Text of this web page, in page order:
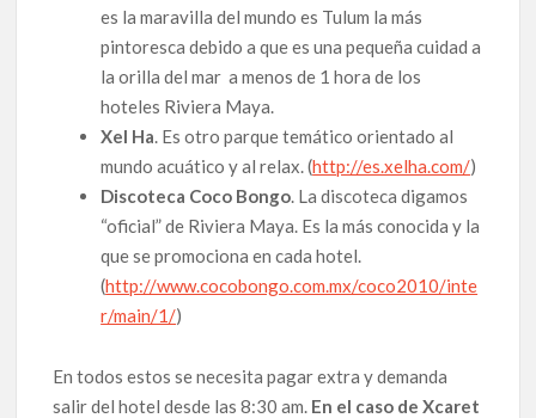
es la maravilla del mundo es Tulum la más
pintoresca debido a que es una pequeña cuidad a
la orilla del mar a menos de 1 hora de los
hoteles Riviera Maya.
Xel Ha. Es otro parque temático orientado al
mundo acuático y al relax. (http://es.xelha.com/)
Discoteca Coco Bongo. La discoteca digamos
“oficial” de Riviera Maya. Es la más conocida y la
que se promociona en cada hotel.
(http://www.cocobongo.com.mx/coco2010/inte
r/main/1/)
En todos estos se necesita pagar extra y demanda
salir del hotel desde las 8:30 am. En el caso de Xcaret